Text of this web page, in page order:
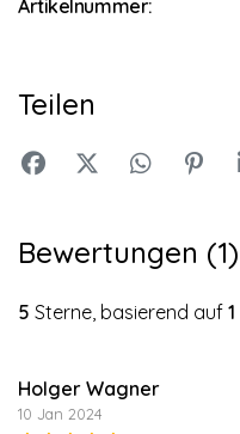
Artikelnummer:
Teilen
Bewertungen (1)
5 Sterne, basierend auf 1
Holger Wagner
10 Jan 2024